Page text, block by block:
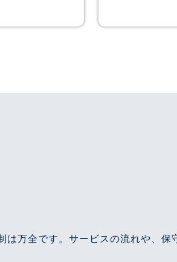
万全です。サービスの流れや、保